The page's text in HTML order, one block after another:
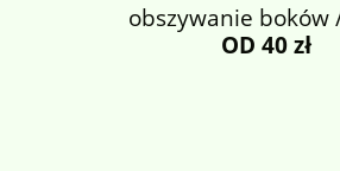
obszywanie boków
OD 40 zł